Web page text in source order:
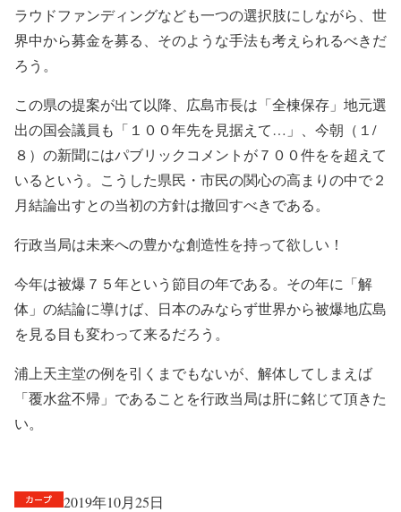
ラウドファンディングなども一つの選択肢にしながら、世
界中から募金を募る、そのような手法も考えられるべきだ
ろう。
この県の提案が出て以降、広島市長は「全棟保存」地元選
出の国会議員も「１００年先を見据えて…」、今朝（１/
８）の新聞にはパブリックコメントが７００件をを超えて
いるという。こうした県民・市民の関心の高まりの中で２
月結論出すとの当初の方針は撤回すべきである。
行政当局は未来への豊かな創造性を持って欲しい！
今年は被爆７５年という節目の年である。その年に「解
体」の結論に導けば、日本のみならず世界から被爆地広島
を見る目も変わって来るだろう。
浦上天主堂の例を引くまでもないが、解体してしまえば
「覆水盆不帰」であることを行政当局は肝に銘じて頂きた
い。
2019年10月25日